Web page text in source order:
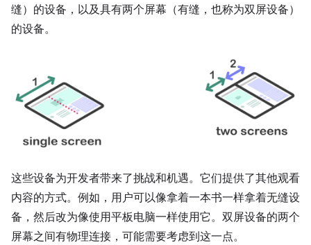
缝）的设备，以及具有两个屏幕（有缝，也称为双屏设备）
的设备。
这些设备为开发者带来了挑战和机遇。它们提供了其他观看
内容的方式。例如，用户可以像拿着一本书一样拿着无缝设
备，然后改为像使用平板电脑一样使用它。双屏设备的两个
屏幕之间有物理连接，可能需要考虑到这一点。